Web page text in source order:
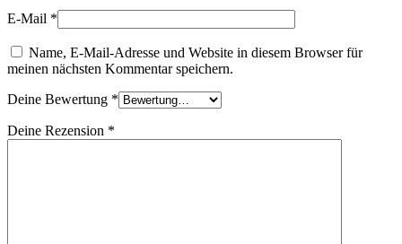
E-Mail *
Name, E-Mail-Adresse und Website in diesem Browser für
meinen nächsten Kommentar speichern.
Deine Bewertung *
Deine Rezension *